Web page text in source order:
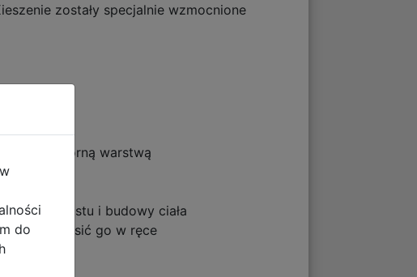
zostały specjalnie wzmocnione
wodoodporną warstwą
do wzrostu i budowy ciała
nosić go w ręce
do